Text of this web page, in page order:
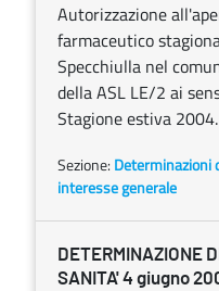
Autorizzazione
farmaceutico
Specchiulla nel
della ASL LE/2 ai
Stagione estiva
Sezione: Determinazioni
interesse generale
DETERMINAZIONE
SANITA' 4 giugno